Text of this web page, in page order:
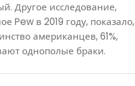
Другое исследование,
Pew в 2019 году, показало,
американцев, 61%,
однополые браки.